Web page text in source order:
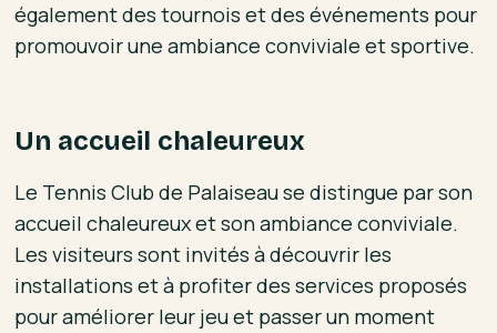
également des tournois et des événements pour
promouvoir une ambiance conviviale et sportive.
Un accueil chaleureux
Le Tennis Club de Palaiseau se distingue par son
accueil chaleureux et son ambiance conviviale.
Les visiteurs sont invités à découvrir les
installations et à profiter des services proposés
pour améliorer leur jeu et passer un moment